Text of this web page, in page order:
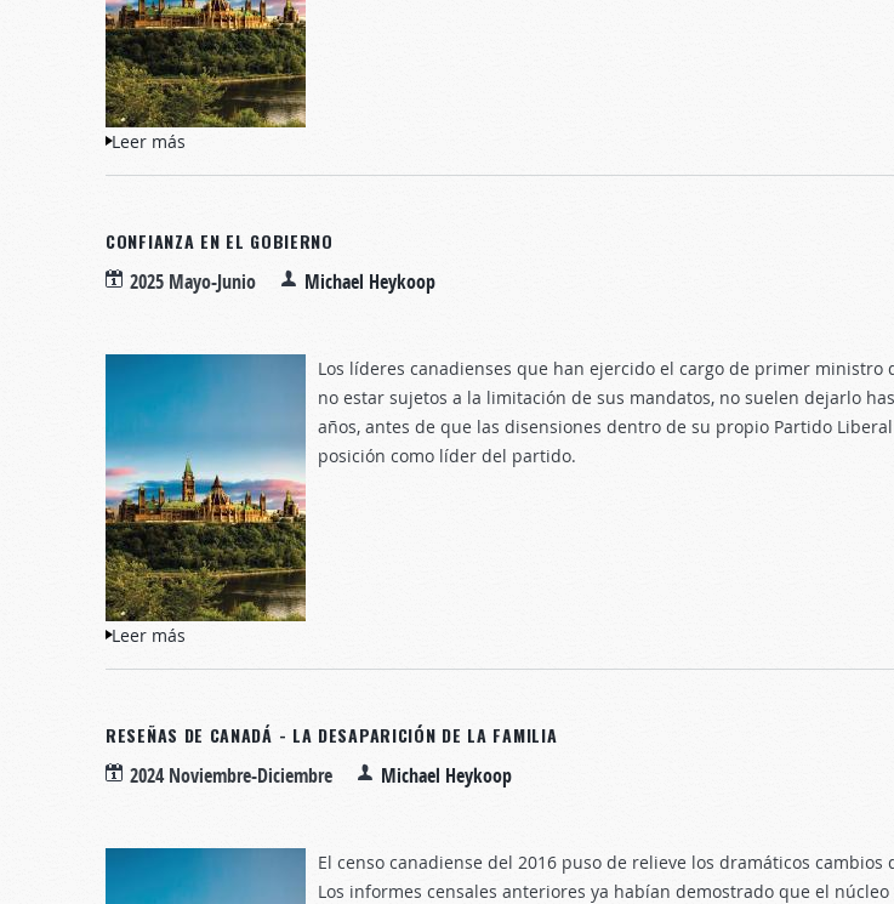
Leer más
CONFIANZA EN EL GOBIERNO
2025 Mayo-Junio Michael Heykoop
Los líderes canadienses que han ejercido el cargo de primer
no estar sujetos a la limitación de sus mandatos, no suelen dejarlo
años, antes de que las disensiones dentro de su propio Partido
posición como líder del partido.
Leer más
RESEÑAS DE CANADÁ - LA DESAPARICIÓN DE LA FAMILIA
2024 Noviembre-Diciembre Michael Heykoop
El censo canadiense del 2016 puso de relieve los dramáticos
Los informes censales anteriores ya habían demostrado que el